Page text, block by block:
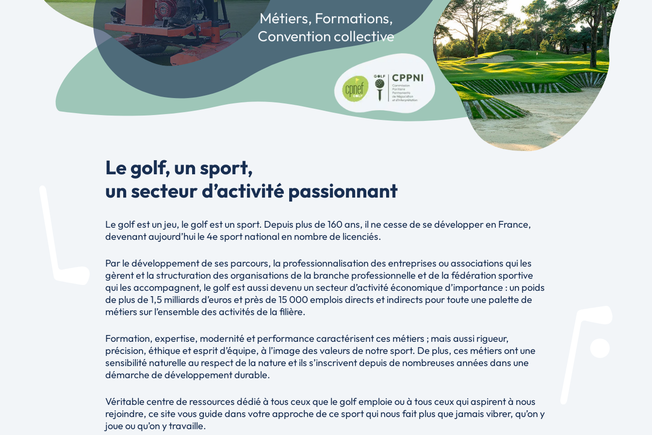
Métiers, Formations,
Convention collective
Le golf, un sport,
un secteur d’activité passionnant
Le golf est un jeu, le golf est un sport. Depuis plus de 160 ans, il ne cesse de se développer en France,
devenant aujourd’hui le 4e sport national en nombre de licenciés.
Par le développement de ses parcours, la professionnalisation des entreprises ou associations qui les
gèrent et la structuration des organisations de la branche professionnelle et de la fédération sportive
qui les accompagnent, le golf est aussi devenu un secteur d’activité économique d’importance : un poids
de plus de 1,5 milliards d’euros et près de 15 000 emplois directs et indirects pour toute une palette de
métiers sur l’ensemble des activités de la filière.
Formation, expertise, modernité et performance caractérisent ces métiers ; mais aussi rigueur,
précision, éthique et esprit d’équipe, à l’image des valeurs de notre sport. De plus, ces métiers ont une
sensibilité naturelle au respect de la nature et ils s’inscrivent depuis de nombreuses années dans une
démarche de développement durable.
Véritable centre de ressources dédié à tous ceux que le golf emploie ou à tous ceux qui aspirent à nous
rejoindre, ce site vous guide dans votre approche de ce sport qui nous fait plus que jamais vibrer, qu’on y
joue ou qu’on y travaille.